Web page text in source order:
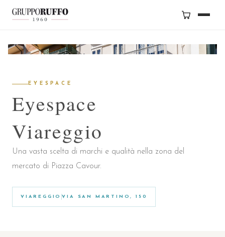
NEGOZI
CONTATTI
EYESPACE
Eyespace
Viareggio
Una vasta scelta di marchi e qualità nella zona del
mercato di Piazza Cavour.
VIAREGGIO VIA SAN MARTINO, 150